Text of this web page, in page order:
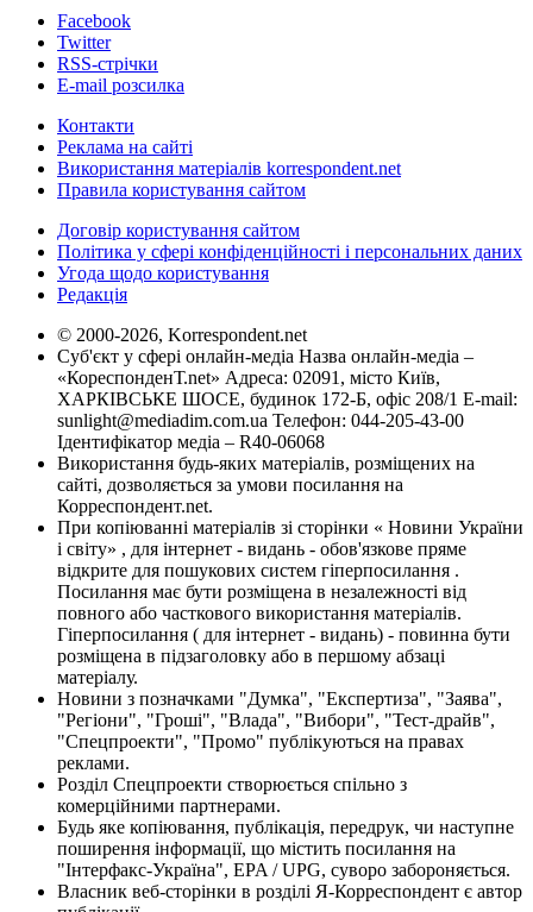
Facebook
Twitter
RSS-стрічки
E-mail розсилка
Контакти
Реклама на сайті
Використання матеріалів korrespondent.net
Правила користування сайтом
Договір користування сайтом
Політика у сфері конфіденційності і персональних даних
Угода щодо користування
Редакція
© 2000-2026, Korrespondent.net
Суб'єкт у сфері онлайн-медіа Назва онлайн-медіа –
«КореспонденТ.net» Адреса: 02091, місто Київ,
ХАРКІВСЬКЕ ШОСЕ, будинок 172-Б, офіс 208/1 E-mail:
sunlight@mediadim.com.ua Телефон: 044-205-43-00
Ідентифікатор медіа – R40-06068
Використання будь-яких матеріалів, розміщених на
сайті, дозволяється за умови посилання на
Корреспондент.net.
При копіюванні матеріалів зі сторінки « Новини України
і світу» , для інтернет - видань - обов'язкове пряме
відкрите для пошукових систем гіперпосилання .
Посилання має бути розміщена в незалежності від
повного або часткового використання матеріалів.
Гіперпосилання ( для інтернет - видань) - повинна бути
розміщена в підзаголовку або в першому абзаці
матеріалу.
Новини з позначками "Думка", "Експертиза", "Заява",
"Регіони", "Гроші", "Влада", "Вибори", "Тест-драйв",
"Спецпроекти", "Промо" публікуються на правах
реклами.
Розділ Спецпроекти створюється спільно з
комерційними партнерами.
Будь яке копіювання, публікація, передрук, чи наступне
поширення інформації, що містить посилання на
"Інтерфакс-Україна", EPA / UPG, суворо забороняється.
Власник веб-сторінки в розділі Я-Корреспондент є автор